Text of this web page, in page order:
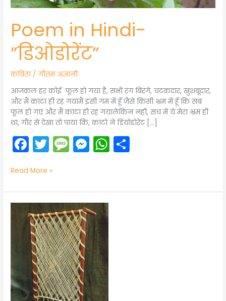
​Poem in Hindi-
”डिओडोरेंट”
कविता/गौतम अज्ञानी
आजकल हर कोई फूल हो गया है, सभी रंग बिरंगे, चटकदार, खुशबूदार,
और मैं कांटा ही रह गयामैं इसी गम में हूँ जैसे किसी भ्रम में हूँ कि सब
फूल हो गए और मैं कांटा ही रह गयालेकिन नही, सच में ये मेरा भ्रम ही
था, गौर से देखा तो पाया कि, कांटो ने डियोडोरेंट […]
F
c
e
b
o
o
k
T
itt
er
M
s
a
g
e
M
s
e
n
g
er
W
ts e
Read More »
“खटिया